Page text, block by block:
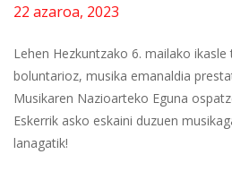
22 azaroa, 2023
Lehen Hezkuntzako 6. mailako
boluntarioz, musika emanaldia
Musikaren Nazioarteko Eguna
Eskerrik asko eskaini duzuen
lanagatik!